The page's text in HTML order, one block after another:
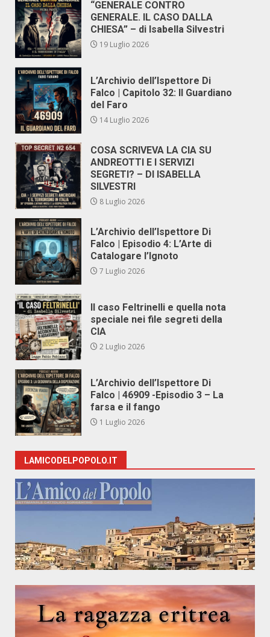
“GENERALE CONTRO
GENERALE. IL CASO DALLA
CHIESA” – di Isabella Silvestri
19 Luglio 2026
L’Archivio dell’Ispettore Di
Falco | Capitolo 32: Il Guardiano
del Faro
14 Luglio 2026
COSA SCRIVEVA LA CIA SU
ANDREOTTI E I SERVIZI
SEGRETI? – DI ISABELLA
SILVESTRI
8 Luglio 2026
L’Archivio dell’Ispettore Di
Falco | Episodio 4: L’Arte di
Catalogare l’Ignoto
7 Luglio 2026
Il caso Feltrinelli e quella nota
speciale nei file segreti della
CIA
2 Luglio 2026
L’Archivio dell’Ispettore Di
Falco | 46909 -Episodio 3 – La
farsa e il fango
1 Luglio 2026
LAMICODELPOPOLO.IT